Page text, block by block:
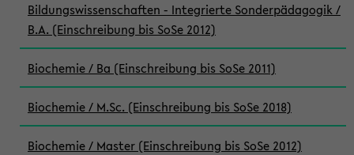
Bildungswissenschaften - Integrierte Sonderpädagogik /
B.A. (Einschreibung bis SoSe 2012)
Biochemie / Ba (Einschreibung bis SoSe 2011)
Biochemie / M.Sc. (Einschreibung bis SoSe 2018)
Biochemie / Master (Einschreibung bis SoSe 2012)